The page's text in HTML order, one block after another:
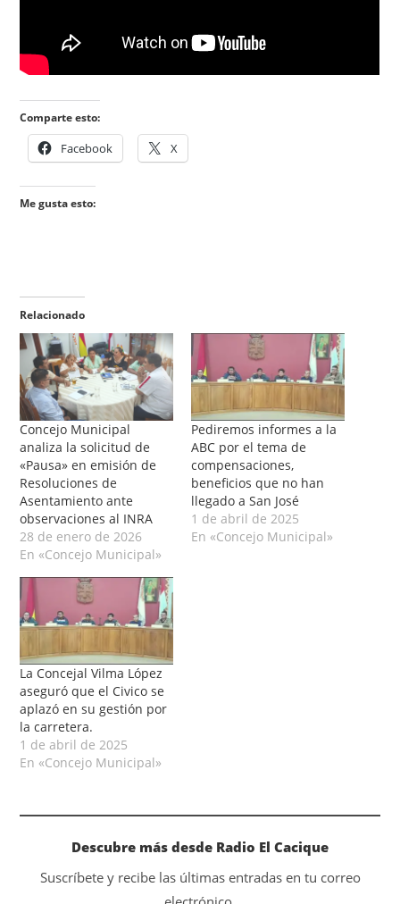
Comparte esto:
Facebook X
Me gusta esto:
Relacionado
Concejo Municipal
analiza la solicitud de
«Pausa» en emisión de
Resoluciones de
Asentamiento ante
observaciones al INRA
28 de enero de 2026
En «Concejo Municipal»
Pediremos informes a la
ABC por el tema de
compensaciones,
beneficios que no han
llegado a San José
1 de abril de 2025
En «Concejo Municipal»
La Concejal Vilma López
aseguró que el Civico se
aplazó en su gestión por
la carretera.
1 de abril de 2025
En «Concejo Municipal»
Descubre más desde Radio El Cacique
Suscríbete y recibe las últimas entradas en tu correo